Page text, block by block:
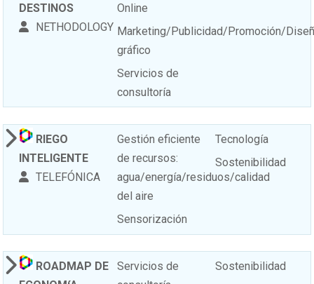
DESTINOS
NETHODOLOGY
Online
Marketing/Publicidad/Promoción/
gráfico
Servicios de
consultoría
RIEGO
INTELIGENTE
TELEFÓNICA
Gestión eficiente
de recursos:
agua/energía/residuos/calidad
del aire
Sensorización
Tecnología
Sostenibilidad
ROADMAP DE
Servicios de
Sostenibilidad